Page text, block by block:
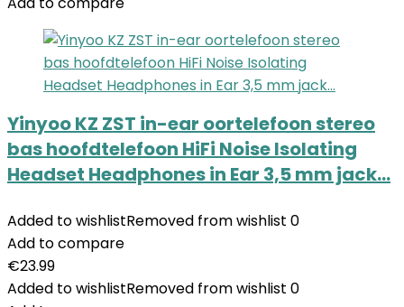
Yinyoo KZ ZST in-ear oortelefoon stereo
bas hoofdtelefoon HiFi Noise Isolating
Headset Headphones in Ear 3,5 mm jack…
Added to wishlistRemoved from wishlist 0
Add to compare
€23.99
Added to wishlistRemoved from wishlist 0